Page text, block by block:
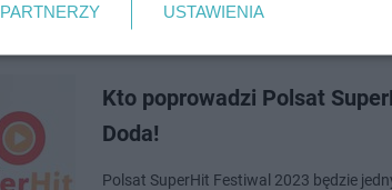
Kto poprowadzi Polsat
Doda!
Polsat SuperHit Festiwal 2023 będzie
PARTNERZY USTAWIENIA